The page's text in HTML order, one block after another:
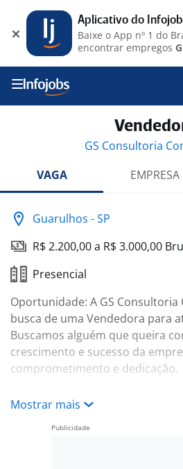
GS Consultoria
VAGA
EMPRESA
Guarulhos - SP
R$ 2.200,00 a R$ 3.000,00
Presencial
Oportunidade: A GS Consultoria
busca de uma Vendedora para
Buscamos alguém que queira
crescimento e sucesso da
comprometimento e dedicação.
ATENÇÃO: VAGA FEMININA
Gerenciar o atendimento a
Mostrar mais
Aplicativo do
Baixe o App nº 1 do
encontrar empregos